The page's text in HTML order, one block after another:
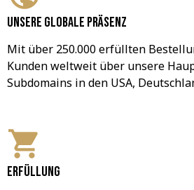
Unsere globale Präsenz
Mit über 250.000 erfüllten
Kunden weltweit über unsere
Subdomains in den USA,
Erfüllung